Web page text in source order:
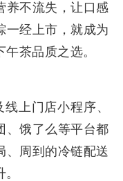
养不流失，让口感
一经上市，就成为
茶品质之选。
上门店小程序、
、饿了么等平台都
、周到的冷链配送